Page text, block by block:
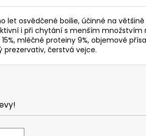
let osvědčené boilie, účinné na
i při chytání s menším
mléčné proteiny 9%, objemové
čerstvá vejce.